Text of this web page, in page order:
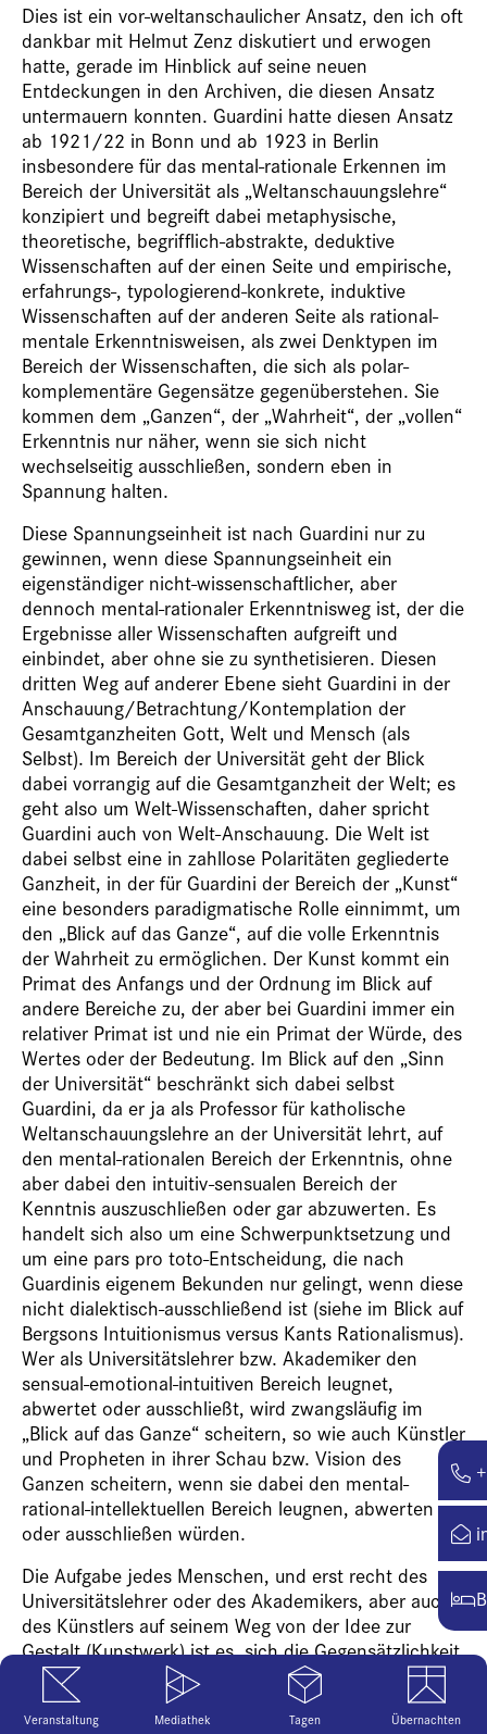
Dies ist ein vor-weltanschaulicher Ansatz, den ich oft
dankbar mit Helmut Zenz diskutiert und erwogen
hatte, gerade im Hinblick auf seine neuen
Entdeckungen in den Archiven, die diesen Ansatz
untermauern konnten. Guardini hatte diesen Ansatz
ab 1921/22 in Bonn und ab 1923 in Berlin
insbesondere für das mental-rationale Erkennen im
Bereich der Universität als „Weltanschauungslehre“
konzipiert und begreift dabei metaphysische,
theoretische, begrifflich-abstrakte, deduktive
Wissenschaften auf der einen Seite und empirische,
erfahrungs-, typologierend-konkrete, induktive
Wissenschaften auf der anderen Seite als rational-
mentale Erkenntnisweisen, als zwei Denktypen im
Bereich der Wissenschaften, die sich als polar-
komplementäre Gegensätze gegenüberstehen. Sie
kommen dem „Ganzen“, der „Wahrheit“, der „vollen“
Erkenntnis nur näher, wenn sie sich nicht
wechselseitig ausschließen, sondern eben in
Spannung halten.
Diese Spannungseinheit ist nach Guardini nur zu
gewinnen, wenn diese Spannungseinheit ein
eigenständiger nicht-wissenschaftlicher, aber
dennoch mental-rationaler Erkenntnisweg ist, der die
Ergebnisse aller Wissenschaften aufgreift und
einbindet, aber ohne sie zu synthetisieren. Diesen
dritten Weg auf anderer Ebene sieht Guardini in der
Anschauung/Betrachtung/Kontemplation der
Gesamtganzheiten Gott, Welt und Mensch (als
Selbst). Im Bereich der Universität geht der Blick
dabei vorrangig auf die Gesamtganzheit der Welt; es
geht also um Welt-Wissenschaften, daher spricht
Guardini auch von Welt-Anschauung. Die Welt ist
dabei selbst eine in zahllose Polaritäten gegliederte
Ganzheit, in der für Guardini der Bereich der „Kunst“
eine besonders paradigmatische Rolle einnimmt, um
den „Blick auf das Ganze“, auf die volle Erkenntnis
der Wahrheit zu ermöglichen. Der Kunst kommt ein
Primat des Anfangs und der Ordnung im Blick auf
andere Bereiche zu, der aber bei Guardini immer ein
relativer Primat ist und nie ein Primat der Würde, des
Wertes oder der Bedeutung. Im Blick auf den „Sinn
der Universität“ beschränkt sich dabei selbst
Guardini, da er ja als Professor für katholische
Weltanschauungslehre an der Universität lehrt, auf
den mental-rationalen Bereich der Erkenntnis, ohne
aber dabei den intuitiv-sensualen Bereich der
Kenntnis auszuschließen oder gar abzuwerten. Es
handelt sich also um eine Schwerpunktsetzung und
um eine pars pro toto-Entscheidung, die nach
Guardinis eigenem Bekunden nur gelingt, wenn diese
nicht dialektisch-ausschließend ist (siehe im Blick auf
Bergsons Intuitionismus versus Kants Rationalismus).
Wer als Universitätslehrer bzw. Akademiker den
sensual-emotional-intuitiven Bereich leugnet,
abwertet oder ausschließt, wird zwangsläufig im
„Blick auf das Ganze“ scheitern, so wie auch Künstler
und Propheten in ihrer Schau bzw. Vision des
Ganzen scheitern, wenn sie dabei den mental-
rational-intellektuellen Bereich leugnen, abwerten
oder ausschließen würden.
Die Aufgabe jedes Menschen, und erst recht des
Universitätslehrer oder des Akademikers, aber auch
des Künstlers auf seinem Weg von der Idee zur
Gestalt (Kunstwerk) ist es, sich die Gegensätzlichkeit
des Lebens und insbesondere auch des eigenen
Lebens und da wiederum des eigenen Innenlebens
bewusst zu machen und somit auch deren davon
Veranstaltung Mediathek Tagen Übernachten